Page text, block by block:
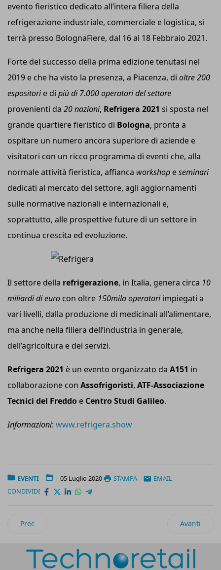
evento fieristico dedicato all’intera filiera della
refrigerazione industriale, commerciale e logistica, si
terrà presso BolognaFiere, dal 16 al 18 Febbraio 2021.
Forte del successo della prima edizione tenutasi nel
2019 e che ha visto la presenza, a Piacenza, di oltre 200
espositorie di più di 7.000 operatori del settore
provenienti da 20 nazioni, Refrigera 2021 si sposta nel
grande quartiere fieristico di Bologna, pronta a
ospitare un numero ancora superiore di aziende e
visitatori con un ricco programma di eventi che, alla
normale attività fieristica, affianca workshop eseminari
dedicati al mercato del settore, agli aggiornamenti
sulle normative nazionali e internazionali e,
soprattutto, alle prospettive future di un settore in
continua crescita ed evoluzione.
Il settore della refrigerazione, in Italia, genera circa 10
miliardi di euro con oltre 150mila operatoriimpiegati a
vari livelli, dalla produzione di medicinali all’alimentare,
ma anche nella filiera dell’industria in generale,
dell’agricoltura e dei servizi.
Refrigera 2021 è un evento organizzato da A151 in
collaborazione con Assofrigoristi, ATF-Associazione
Tecnici del Freddo e Centro Studi Galileo.
Informazioni: www.refrigera.show
EVENTI | 05 Luglio 2020 STAMPA
EMAIL
CONDIVIDI
Articolo precedente: Forum Retail compie 20 anni e celebra
Prec Articolo
Avanti